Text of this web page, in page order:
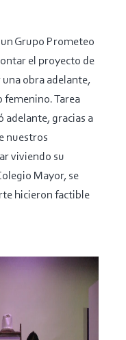
Grupo Prometeo
el proyecto de
obra adelante,
femenino. Tarea
adelante, gracias a
nuestros
viviendo su
Mayor, se
hicieron factible